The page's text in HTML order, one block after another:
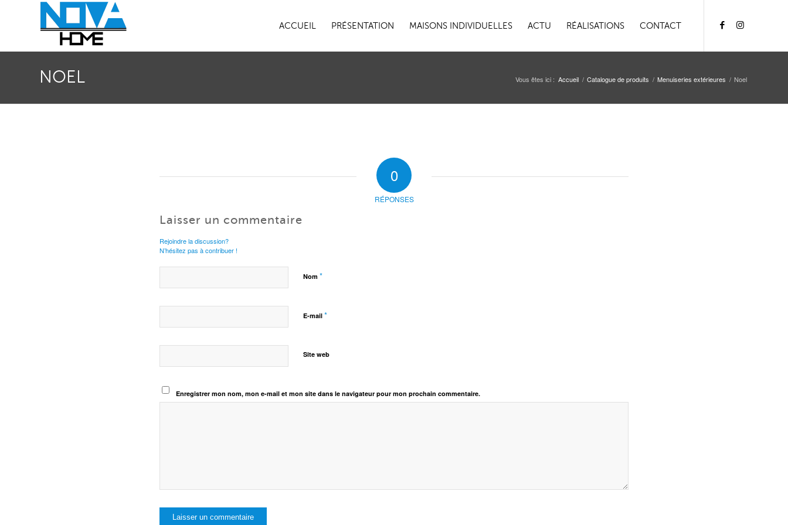
ACCUEIL PRÉSENTATION MAISONS INDIVIDUELLES ACTU RÉALISATIONS CONTACT
NOEL Vous êtes ici : Accueil / Catalogue de produits / Menuiseries extérieures / Noel
0
RÉPONSES
Laisser un commentaire
Rejoindre la discussion?
N’hésitez pas à contribuer !
Nom *
E-mail *
Site web
Enregistrer mon nom, mon e-mail et mon site dans le navigateur pour mon prochain commentaire.